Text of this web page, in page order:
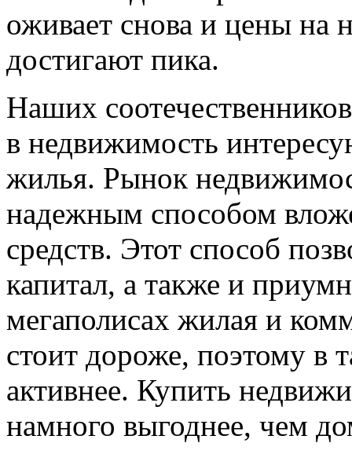
оживает снова и цены на
достигают пика.
Наших
в недвижимость
жилья. Рынок
надежным способом
средств. Этот способ
капитал, а также и
мегаполисах жилая и
стоит дороже, поэтому в
активнее. Купить
намного выгоднее, чем